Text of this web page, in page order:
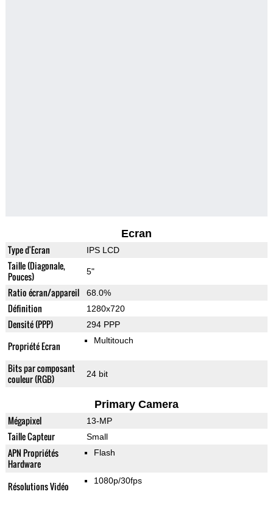
Ecran
Type d'Ecran IPS LCD
Taille (Diagonale,
Pouces)
5"
Ratio écran/appareil 68.0%
Définition 1280x720
Densité (PPP) 294 PPP
Propriété Ecran Multitouch
Bits par composant
couleur (RGB)
24 bit
Primary Camera
Mégapixel 13-MP
Taille Capteur Small
APN Propriétés
Hardware
Flash
Résolutions Vidéo 1080p/30fps